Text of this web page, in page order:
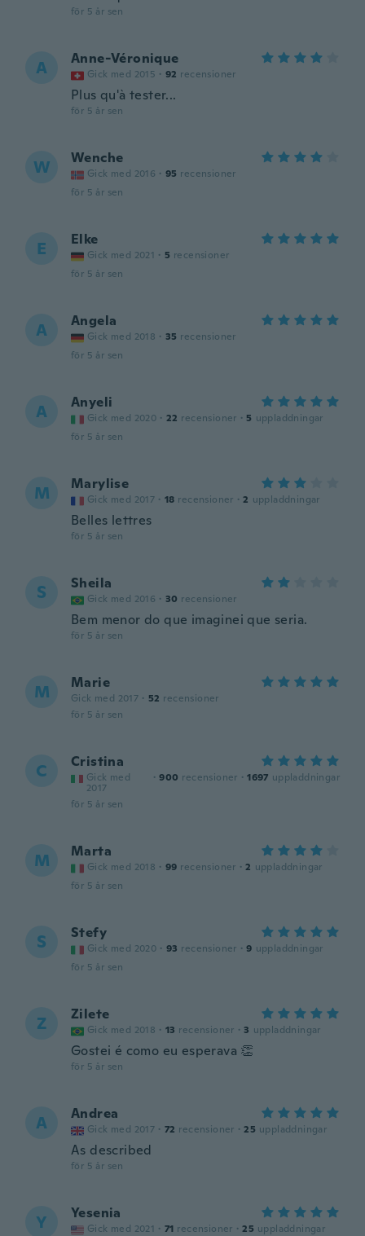
för 5 år sen
A Anne-Véronique
Gick med 2015 · 92 recensioner
Plus qu'à tester...
för 5 år sen
W Wenche
Gick med 2016 · 95 recensioner
för 5 år sen
E Elke
Gick med 2021 · 5 recensioner
för 5 år sen
A Angela
Gick med 2018 · 35 recensioner
för 5 år sen
A Anyeli
Gick med 2020 · 22 recensioner · 5 uppladdningar
för 5 år sen
M Marylise
Gick med 2017 · 18 recensioner · 2 uppladdningar
Belles lettres
för 5 år sen
S Sheila
Gick med 2016 · 30 recensioner
Bem menor do que imaginei que seria.
för 5 år sen
M Marie
Gick med 2017 · 52 recensioner
för 5 år sen
C Cristina
Gick med
2017
· 900 recensioner · 1697 uppladdningar
för 5 år sen
M Marta
Gick med 2018 · 99 recensioner · 2 uppladdningar
för 5 år sen
S Stefy
Gick med 2020 · 93 recensioner · 9 uppladdningar
för 5 år sen
Z Zilete
Gick med 2018 · 13 recensioner · 3 uppladdningar
Gostei é como eu esperava 👏
för 5 år sen
A Andrea
Gick med 2017 · 72 recensioner · 25 uppladdningar
As described
för 5 år sen
Y Yesenia
Gick med 2021 · 71 recensioner · 25 uppladdningar